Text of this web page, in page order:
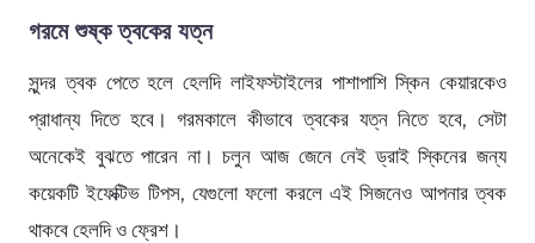
গরমে শুষ্ক ত্বকের যত্ন
সুন্দর ত্বক পেতে হলে হেলদি লাইফস্টাইলের পাশাপাশি স্কিন কেয়ারকেও
প্রাধান্য দিতে হবে। গরমকালে কীভাবে ত্বকের যত্ন নিতে হবে, সেটা
অনেকেই বুঝতে পারেন না। চলুন আজ জেনে নেই ড্রাই স্কিনের জন্য
কয়েকটি ইফেক্টিভ টিপস, যেগুলো ফলো করলে এই সিজনেও আপনার ত্বক
থাকবে হেলদি ও ফ্রেশ।